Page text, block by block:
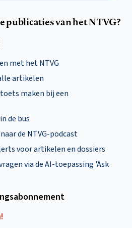
publicaties van het NTVG?
met het NTVG
artikelen
maken bij een
de bus
de NTVG-podcast
voor artikelen en dossiers
via de AI-toepassing 'Ask